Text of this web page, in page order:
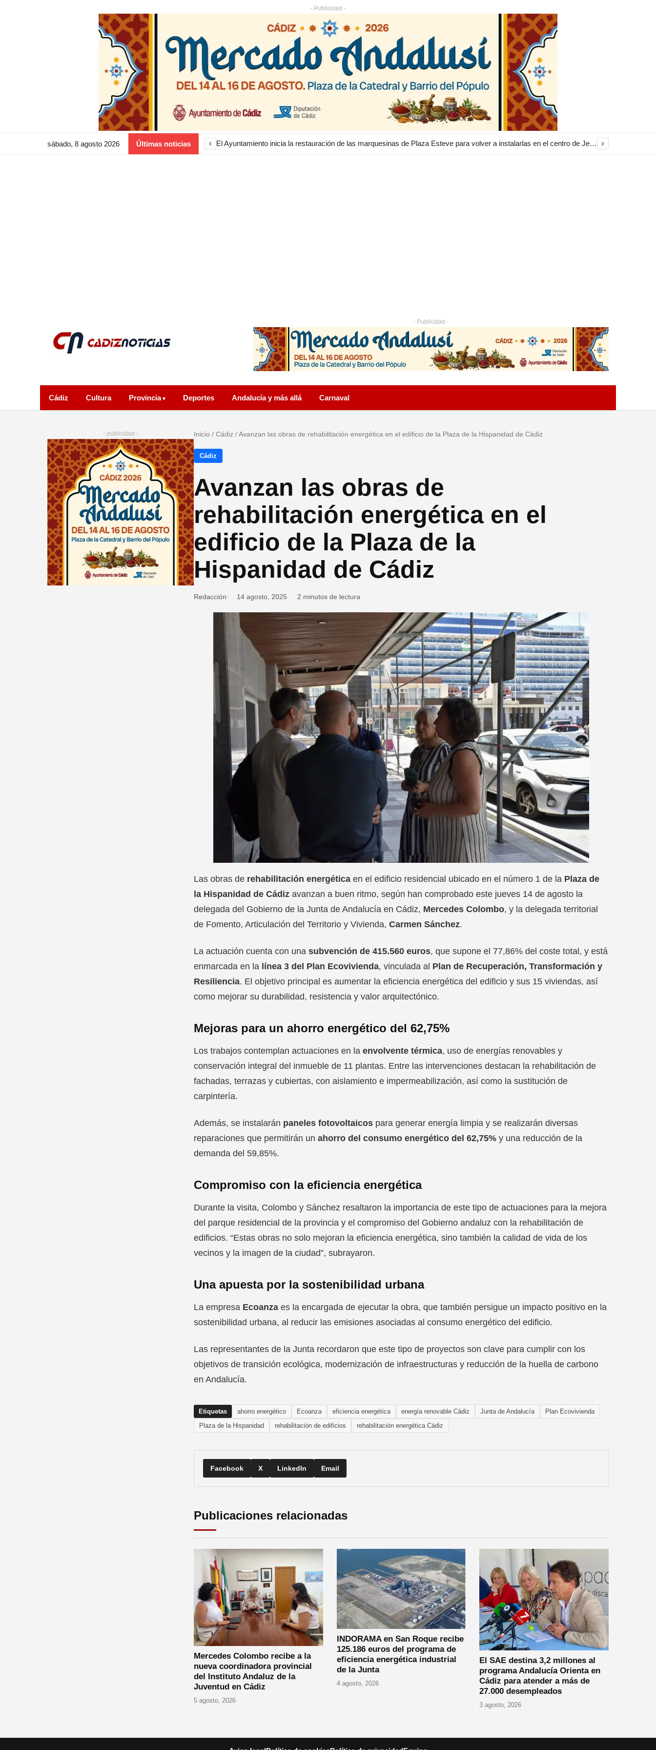
- Publicidad -
sábado, 8 agosto 2026 Últimas noticias ‹ El Ayuntamiento inicia la restauración de las marquesinas de Plaza Esteve para volver a instalarlas en el centro de Jerez ›
- Publicidad -
Cádiz Cultura Provincia Deportes Andalucía y más allá Carnaval
- publicidad - Inicio / Cádiz /Avanzan las obras de rehabilitación energética en el edificio de la Plaza de la Hispanidad de Cádiz
Cádiz
Avanzan las obras de
rehabilitación energética en el
edificio de la Plaza de la
Hispanidad de Cádiz
Redacción 14 agosto, 2025 2 minutos de lectura
Las obras de rehabilitación energética en el edificio residencial ubicado en el número 1 de la Plaza de
la Hispanidad de Cádiz avanzan a buen ritmo, según han comprobado este jueves 14 de agosto la
delegada del Gobierno de la Junta de Andalucía en Cádiz, Mercedes Colombo, y la delegada territorial
de Fomento, Articulación del Territorio y Vivienda, Carmen Sánchez.
La actuación cuenta con una subvención de 415.560 euros, que supone el 77,86% del coste total, y está
enmarcada en la línea 3 del Plan Ecovivienda, vinculada al Plan de Recuperación, Transformación y
Resiliencia. El objetivo principal es aumentar la eficiencia energética del edificio y sus 15 viviendas, así
como mejorar su durabilidad, resistencia y valor arquitectónico.
Mejoras para un ahorro energético del 62,75%
Los trabajos contemplan actuaciones en la envolvente térmica, uso de energías renovables y
conservación integral del inmueble de 11 plantas. Entre las intervenciones destacan la rehabilitación de
fachadas, terrazas y cubiertas, con aislamiento e impermeabilización, así como la sustitución de
carpintería.
Además, se instalarán paneles fotovoltaicos para generar energía limpia y se realizarán diversas
reparaciones que permitirán un ahorro del consumo energético del 62,75% y una reducción de la
demanda del 59,85%.
Compromiso con la eficiencia energética
Durante la visita, Colombo y Sánchez resaltaron la importancia de este tipo de actuaciones para la mejora
del parque residencial de la provincia y el compromiso del Gobierno andaluz con la rehabilitación de
edificios. “Estas obras no solo mejoran la eficiencia energética, sino también la calidad de vida de los
vecinos y la imagen de la ciudad”, subrayaron.
Una apuesta por la sostenibilidad urbana
La empresa Ecoanza es la encargada de ejecutar la obra, que también persigue un impacto positivo en la
sostenibilidad urbana, al reducir las emisiones asociadas al consumo energético del edificio.
Las representantes de la Junta recordaron que este tipo de proyectos son clave para cumplir con los
objetivos de transición ecológica, modernización de infraestructuras y reducción de la huella de carbono
en Andalucía.
Etiquetas ahorro energético Ecoanza eficiencia energética energía renovable Cádiz Junta de Andalucía
Plan Ecovivienda
Plaza de la Hispanidad
rehabilitación de edificios rehabilitación energética Cádiz
Facebook X LinkedIn Email
Publicaciones relacionadas
Mercedes Colombo recibe a la
nueva coordinadora provincial
del Instituto Andaluz de la
Juventud en Cádiz
5 agosto, 2026
INDORAMA en San Roque recibe
125.186 euros del programa de
eficiencia energética industrial
de la Junta
4 agosto, 2026
El SAE destina 3,2 millones al
programa Andalucía Orienta en
Cádiz para atender a más de
27.000 desempleados
3 agosto, 2026